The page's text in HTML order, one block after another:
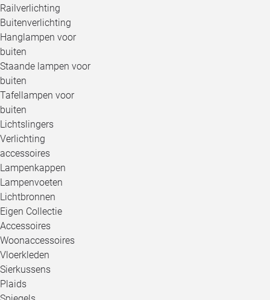
Railverlichting
Buitenverlichting
Hanglampen voor
buiten
Staande lampen voor
buiten
Tafellampen voor
buiten
Lichtslingers
Verlichting
accessoires
Lampenkappen
Lampenvoeten
Lichtbronnen
Eigen Collectie
Accessoires
Woonaccessoires
Vloerkleden
Sierkussens
Plaids